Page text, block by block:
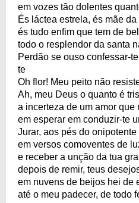
em vozes tão dolentes
És láctea estrela, és mãe da
és tudo enfim que tem de
todo o resplendor da santa
Perdão se ouso confessar-
te
Oh flor! Meu peito não
Ah, meu Deus o quanto é
a incerteza de um amor que
em esperar em conduzir-te
Jurar, aos pés do onipotente
em versos comoventes de
e receber a unção da tua
depois de remir, teus
em nuvens de beijos hei de
até o meu padecer, de todo